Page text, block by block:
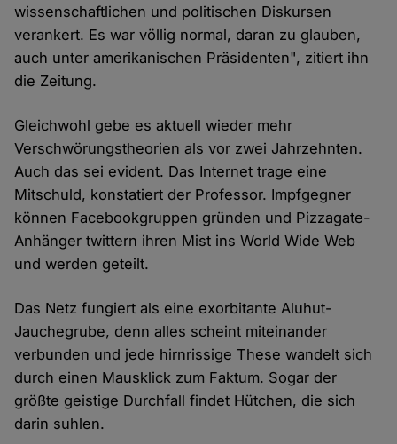
wissenschaftlichen und politischen Diskursen
verankert. Es war völlig normal, daran zu glauben,
auch unter amerikanischen Präsidenten", zitiert ihn
die Zeitung.
Gleichwohl gebe es aktuell wieder mehr
Verschwörungstheorien als vor zwei Jahrzehnten.
Auch das sei evident. Das Internet trage eine
Mitschuld, konstatiert der Professor. Impfgegner
können Facebookgruppen gründen und Pizzagate-
Anhänger twittern ihren Mist ins World Wide Web
und werden geteilt.
Das Netz fungiert als eine exorbitante Aluhut-
Jauchegrube, denn alles scheint miteinander
verbunden und jede hirnrissige These wandelt sich
durch einen Mausklick zum Faktum. Sogar der
größte geistige Durchfall findet Hütchen, die sich
darin suhlen.